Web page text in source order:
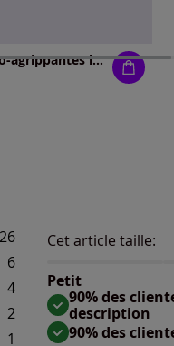
Chaussures auto-agrippantes largeurs h* et k*
Nombre d'avis :
26
Nombre d'avis :
6
Nombre d'avis :
4
Nombre d'avis :
2
Nombre d'avis :
1
Cet article taille:
Petit
Répartition du
Taille
Taille grand :
90% des
description
90% des